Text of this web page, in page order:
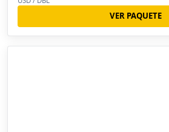
VER PAQUETE